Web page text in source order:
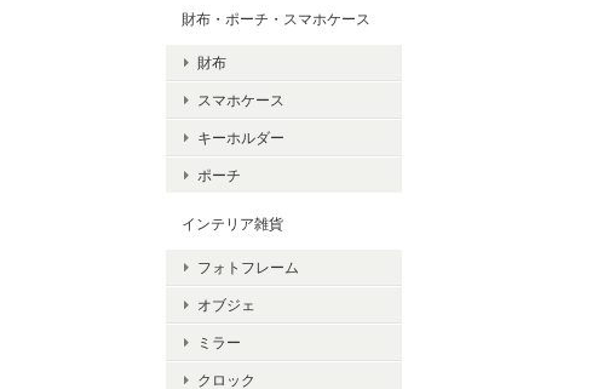
財布・ポーチ・スマホケース
財布
スマホケース
キーホルダー
ポーチ
インテリア雑貨
フォトフレーム
オブジェ
ミラー
クロック